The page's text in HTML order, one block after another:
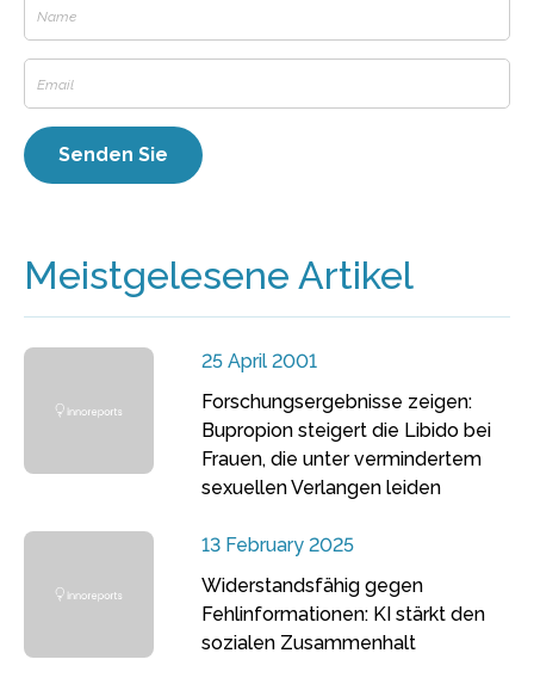
Meistgelesene Artikel
25 April 2001
Forschungsergebnisse zeigen:
Bupropion steigert die Libido bei
Frauen, die unter vermindertem
sexuellen Verlangen leiden
13 February 2025
Widerstandsfähig gegen
Fehlinformationen: KI stärkt den
sozialen Zusammenhalt